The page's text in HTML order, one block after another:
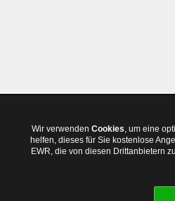
Wir verwenden Cookies, um eine
helfen, dieses für Sie kostenlose
EWR, die von diesen Drittanbietern